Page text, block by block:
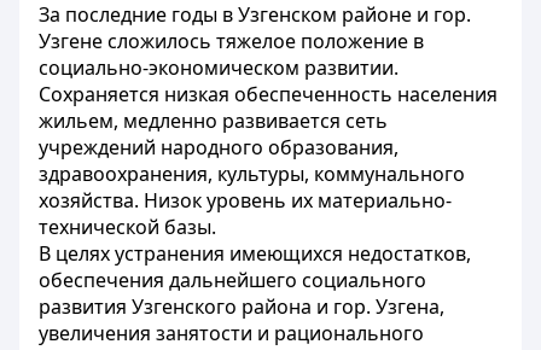
За последние годы в Узгенском районе и гор.
Узгене сложилось тяжелое положение в
социально-экономическом развитии.
Сохраняется низкая обеспеченность населения
жильем, медленно развивается сеть
учреждений народного образования,
здравоохранения, культуры, коммунального
хозяйства. Низок уровень их материально-
технической базы.
В целях устранения имеющихся недостатков,
обеспечения дальнейшего социального
развития Узгенского района и гор. Узгена,
увеличения занятости и рационального